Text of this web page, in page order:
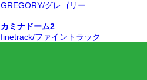
GREGORY/グレゴリー
カミナドーム2
finetrack/ファイントラック